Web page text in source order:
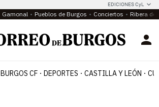
EDICIONES CyL
Gamonal Pueblos de Burgos Conciertos Ribera del
BURGOS CF DEPORTES CASTILLA Y LEÓN